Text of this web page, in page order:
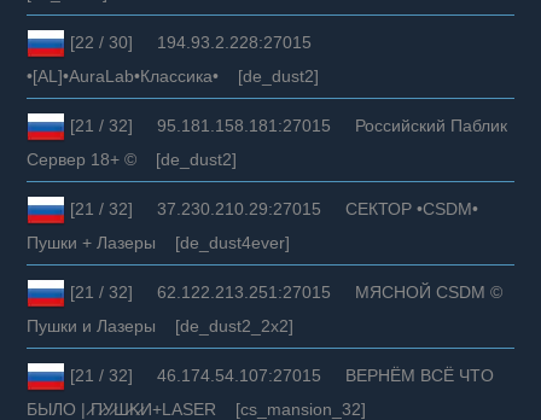
[22 / 30] 194.93.2.228:27015
•[AL]•AuraLab•Классика• [de_dust2]
[21 / 32] 95.181.158.181:27015 Российский Паблик
Сервер 18+ © [de_dust2]
[21 / 32] 37.230.210.29:27015 СЕКТОР •CSDM•
Пушки + Лазеры [de_dust4ever]
[21 / 32] 62.122.213.251:27015 МЯСНОЙ CSDM ©
Пушки и Лазеры [de_dust2_2x2]
[21 / 32] 46.174.54.107:27015 BEPHЁM BCЁ ЧTO
БЫЛO | ̷П̷У̷Ш̷K̷И+LASER [cs_mansion_32]